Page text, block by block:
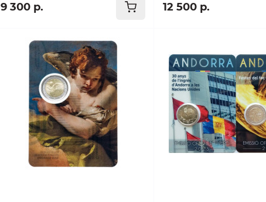
9 300 р. 12 500 р.